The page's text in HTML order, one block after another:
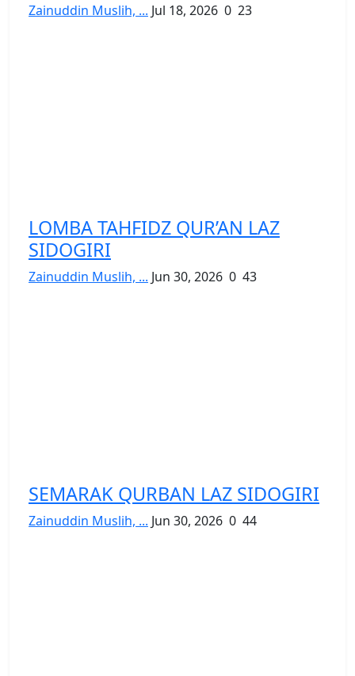
Zainuddin Muslih, ... Jul 18, 2026 0 23
LOMBA TAHFIDZ QUR’AN LAZ
SIDOGIRI
Zainuddin Muslih, ... Jun 30, 2026 0 43
SEMARAK QURBAN LAZ SIDOGIRI
Zainuddin Muslih, ... Jun 30, 2026 0 44